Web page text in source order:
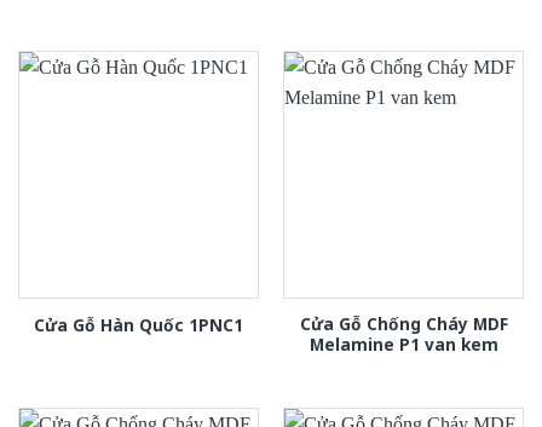
Cửa Gỗ Hàn Quốc 1PNC1
Cửa Gỗ Chống Cháy MDF
Melamine P1 van kem